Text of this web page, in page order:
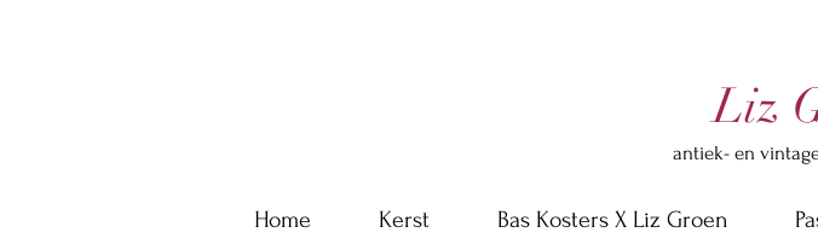
Liz
antiek- en
Home Kerst Bas Kosters X Liz Groen